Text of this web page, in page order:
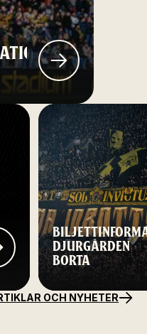
DJURGÅRDEN
BORTA
OCH NYHETER